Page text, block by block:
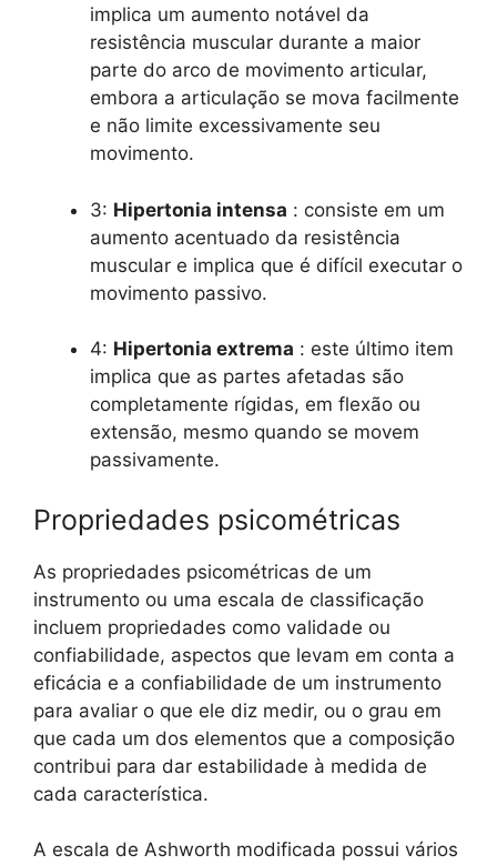
implica um aumento notável da
resistência muscular durante a maior
parte do arco de movimento articular,
embora a articulação se mova facilmente
e não limite excessivamente seu
movimento.
3: Hipertonia intensa : consiste em um
aumento acentuado da resistência
muscular e implica que é difícil executar o
movimento passivo.
4: Hipertonia extrema : este último item
implica que as partes afetadas são
completamente rígidas, em flexão ou
extensão, mesmo quando se movem
passivamente.
Propriedades psicométricas
As propriedades psicométricas de um
instrumento ou uma escala de classificação
incluem propriedades como validade ou
confiabilidade, aspectos que levam em conta a
eficácia e a confiabilidade de um instrumento
para avaliar o que ele diz medir, ou o grau em
que cada um dos elementos que a composição
contribui para dar estabilidade à medida de
cada característica.
A escala de Ashworth modificada possui vários